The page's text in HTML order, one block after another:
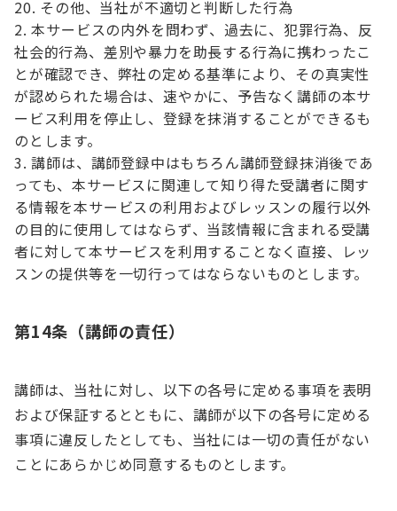
その他、当社が不適切と判断した行為
本サービスの内外を問わず、過去に、犯罪行為、反
社会的行為、差別や暴力を助長する行為に携わったこ
とが確認でき、弊社の定める基準により、その真実性
が認められた場合は、速やかに、予告なく講師の本サ
ービス利用を停止し、登録を抹消することができるも
のとします。
講師は、講師登録中はもちろん講師登録抹消後であ
っても、本サービスに関連して知り得た受講者に関す
る情報を本サービスの利用およびレッスンの履行以外
の目的に使用してはならず、当該情報に含まれる受講
者に対して本サービスを利用することなく直接、レッ
スンの提供等を一切行ってはならないものとします。
第14条（講師の責任）
講師は、当社に対し、以下の各号に定める事項を表明
および保証するとともに、講師が以下の各号に定める
事項に違反したとしても、当社には一切の責任がない
ことにあらかじめ同意するものとします。